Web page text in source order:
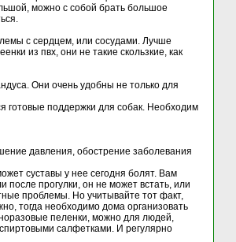
можно с собой брать большое
с сердцем, или сосудами. Лучше
из пвх, они не такие скользкие, как
Они очень удобны не только для
готовые поддержки для собак. Необходим
давления, обострение заболевания
суставы у нее сегодня болят. Вам
после прогулки, он не может встать, или
проблемы. Но учитывайте тот факт,
тогда необходимо дома организовать
пеленки, можно для людей,
салфетками. И регулярно